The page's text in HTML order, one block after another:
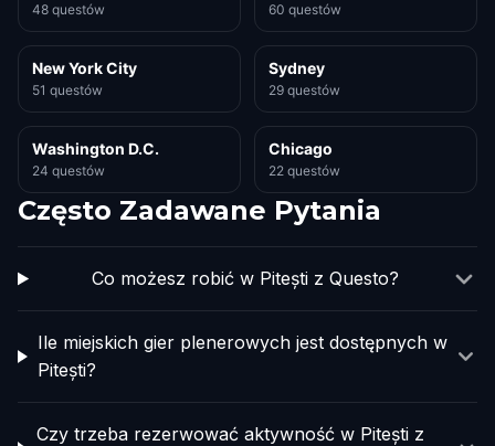
48 questów 60 questów
New York City
51 questów
Sydney
29 questów
Washington D.C.
24 questów
Chicago
22 questów
Często Zadawane Pytania
Co możesz robić w Pitești z Questo?
Ile miejskich gier plenerowych jest dostępnych w
Pitești?
Czy trzeba rezerwować aktywność w Pitești z